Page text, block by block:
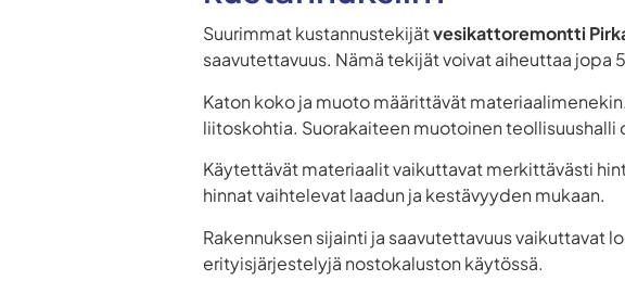
Suurimmat kustannustekijätvesikattoremontti
saavutettavuus. Nämä tekijät voivat aiheuttaa
Katon koko ja muoto määrittävät
liitoskohtia. Suorakaiteen muotoinen teollisuushalli
Käytettävät materiaalit vaikuttavat merkittävästi
hinnat vaihtelevat laadun ja kestävyyden mukaan.
Rakennuksen sijainti ja saavutettavuus vaikuttavat
erityisjärjestelyjä nostokaluston käytössä.